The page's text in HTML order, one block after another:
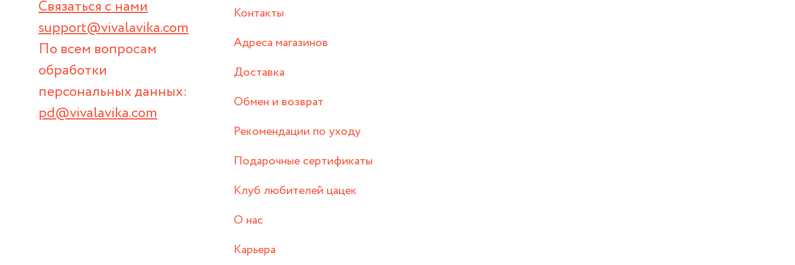
Связаться с нами
support@vivalavika.com
По всем вопросам
обработки
персональных данных:
pd@vivalavika.com
Контакты
Адреса магазинов
Доставка
Обмен и возврат
Рекомендации по уходу
Подарочные сертификаты
Клуб любителей цацек
О нас
Карьера